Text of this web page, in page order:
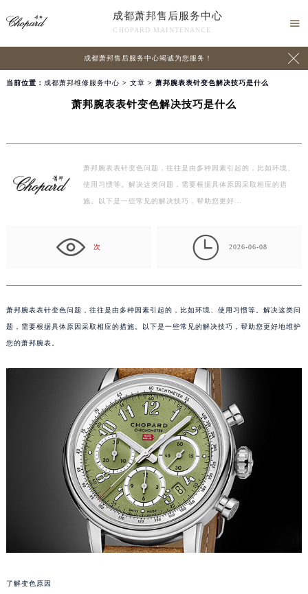
成都萧邦售后服务中心
CHOPARD MAINTENANCE

成都萧邦售后服务中心竭诚为您服务！ 
当前位置： 成都萧邦维修服务中心 > 文章 > 萧邦腕表表针变色解决技巧是什么
萧邦腕表表针变色解决技巧是什么
萧邦腕表表针变色问题，往往是由多种因素引起的，比如环境、
使用习惯等。解决这类问题，需要根据具体原因采取相应的措
施。以下是一些常见的解决技巧，帮助您更好…
次  2026-06-08
萧邦腕表表针变色问题，往往是由多种因素引起的，比如环境、使用习惯等。解决这类问
题，需要根据具体原因采取相应的措施。以下是一些常见的解决技巧，帮助您更好地维护
您的萧邦腕表。
了解变色原因